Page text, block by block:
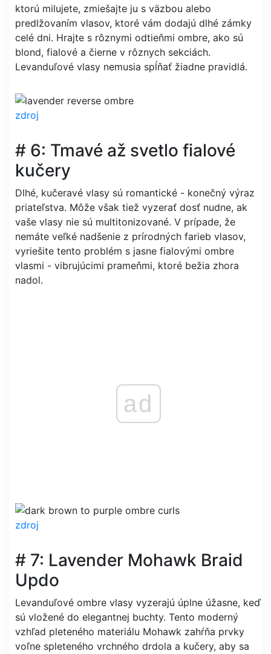
ktorú milujete, zmiešajte ju s väzbou alebo
predlžovaním vlasov, ktoré vám dodajú dlhé zámky
celé dni. Hrajte s rôznymi odtieňmi ombre, ako sú
blond, fialové a čierne v rôznych sekciách.
Levanduľové vlasy nemusia spĺňať žiadne pravidlá.
zdroj
# 6: Tmavé až svetlo fialové
kučery
Dlhé, kučeravé vlasy sú romantické - konečný výraz
priateľstva. Môže však tiež vyzerať dosť nudne, ak
vaše vlasy nie sú multitonizované. V prípade, že
nemáte veľké nadšenie z prírodných farieb vlasov,
vyriešite tento problém s jasne fialovými ombre
vlasmi - vibrujúcimi prameňmi, ktoré bežia zhora
nadol.
ad
zdroj
# 7: Lavender Mohawk Braid
Updo
Levanduľové ombre vlasy vyzerajú úplne úžasne, keď
sú vložené do elegantnej buchty. Tento moderný
vzhľad pleteného materiálu Mohawk zahŕňa prvky
voľne spleteného vrchného drdola a kučery, aby sa